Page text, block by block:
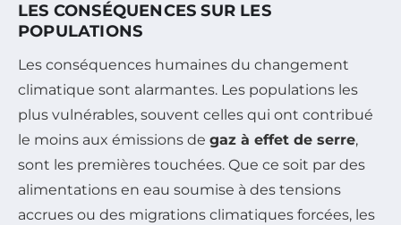
LES CONSÉQUENCES SUR LES
POPULATIONS
Les conséquences humaines du changement
climatique sont alarmantes. Les populations les
plus vulnérables, souvent celles qui ont contribué
le moins aux émissions de gaz à effet de serre,
sont les premières touchées. Que ce soit par des
alimentations en eau soumise à des tensions
accrues ou des migrations climatiques forcées, les